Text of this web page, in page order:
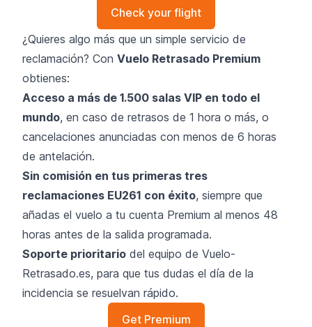
Check your flight
¿Quieres algo más que un simple servicio de
reclamación? Con Vuelo Retrasado Premium
obtienes:
Acceso a más de 1.500 salas VIP en todo el
mundo, en caso de retrasos de 1 hora o más, o
cancelaciones anunciadas con menos de 6 horas
de antelación.
Sin comisión en tus primeras tres
reclamaciones EU261 con éxito, siempre que
añadas el vuelo a tu cuenta Premium al menos 48
horas antes de la salida programada.
Soporte prioritario del equipo de Vuelo-
Retrasado.es, para que tus dudas el día de la
incidencia se resuelvan rápido.
Get Premium